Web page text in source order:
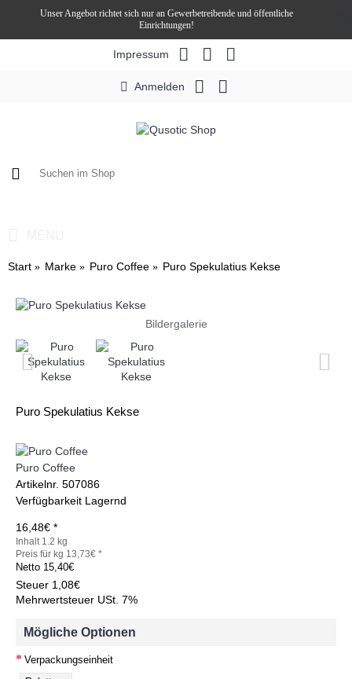
Unser Angebot richtet sich nur an Gewerbetreibende und öffentliche
Einrichtungen!
Impressum
Anmelden
Start Marke Puro Coffee Puro Spekulatius Kekse
Bildergalerie
Puro Spekulatius Kekse
Puro Coffee
Artikelnr. 507086
Verfügbarkeit Lagernd
16,48€ *
Inhalt 1.2 kg
Preis für kg 13,73€ *
Netto 15,40€
Steuer 1,08€
Mehrwertsteuer USt. 7%
Mögliche Optionen
Verpackungseinheit